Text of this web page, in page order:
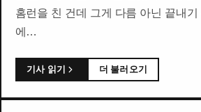
홈런을 친 건데 그게 다름 아닌 끝내
에…
기사 읽기 더 불러오기